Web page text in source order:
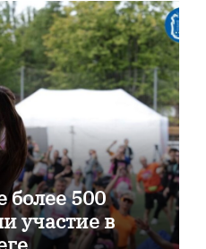
более 500
участие в